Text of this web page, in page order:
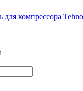
для компрессора